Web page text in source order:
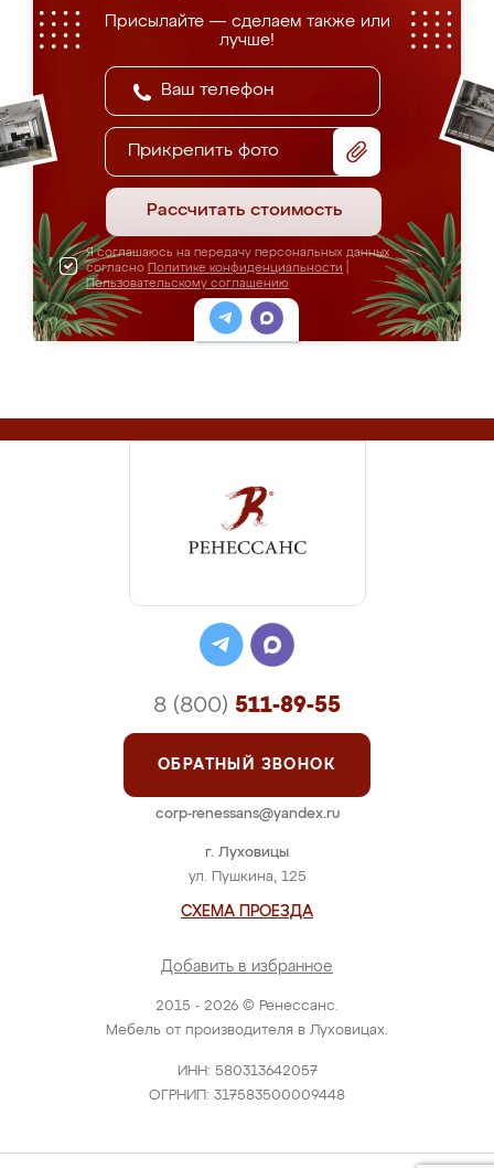
Присылайте — сделаем также или
лучше!
Прикрепить фото
Рассчитать стоимость
Я соглашаюсь на передачу персональных данных
согласно Политике конфиденциальности
Пользовательскому соглашению
2015 - 2026 © Ренессанс.
Мебель от производителя в Луховицах.
ИНН: 580313642057
ОГРНИП: 317583500009448
г. Луховицы
ул. Пушкина, 125
СХЕМА ПРОЕЗДА
Добавить в избранное
8 (800) 511-89-55
ОБРАТНЫЙ ЗВОНОК
corp-renessans@yandex.ru